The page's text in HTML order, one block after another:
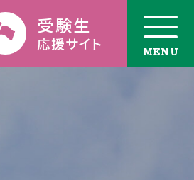
受験生
応援サイト